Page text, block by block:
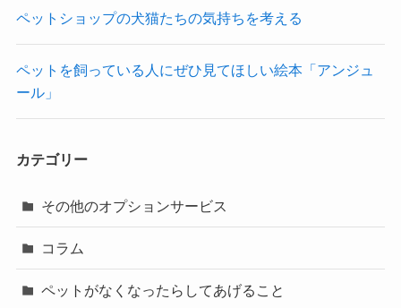
ペットショップの犬猫たちの気持ちを考える
ペットを飼っている人にぜひ見てほしい絵本「アンジュ
ール」
カテゴリー
その他のオプションサービス
コラム
ペットがなくなったらしてあげること